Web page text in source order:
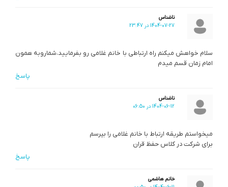
ناشناس
1404-07-27 در 23:47
سلام خواهش میکنم راه ارتباطی با خانم غلامی رو بفرمایید،شمارو‌به همون
امام زمان قسم میدم
پاسخ
ناشناس
1404-06-12 در 06:50
میخواستم طریقه ارتباط با خانم غلامی را بپرسم
برای شرکت در کلاس حفظ قران
پاسخ
خانم هاشمی